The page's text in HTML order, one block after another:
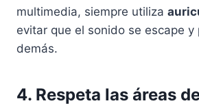
multimedia, siempre utiliza
evitar que el sonido se escape y
demás.
4. Respeta las áreas